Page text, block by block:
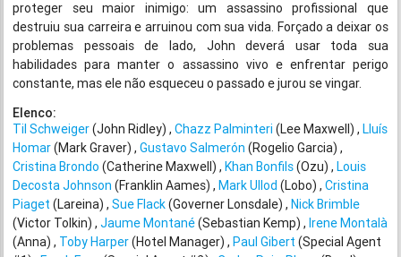
proteger seu maior inimigo: um assassino profissional que
destruiu sua carreira e arruinou com sua vida. Forçado a deixar os
problemas pessoais de lado, John deverá usar toda sua
habilidades para manter o assassino vivo e enfrentar perigo
constante, mas ele não esqueceu o passado e jurou se vingar.
Elenco:
Til Schweiger(John Ridley) Chazz Palminteri (Lee Maxwell) Lluís
Homar(Mark Graver) Gustavo Salmerón (Rogelio Garcia)
Cristina Brondo (Catherine Maxwell) Khan Bonfils(Ozu) Louis
Decosta Johnson (Franklin Aames) Mark Ullod (Lobo) Cristina
Piaget (Lareina) Sue Flack(Governer Lonsdale) Nick Brimble
(Victor Tolkin) Jaume Montané(Sebastian Kemp) Irene Montalà
(Anna) Toby Harper(Hotel Manager) Paul Gibert (Special Agent